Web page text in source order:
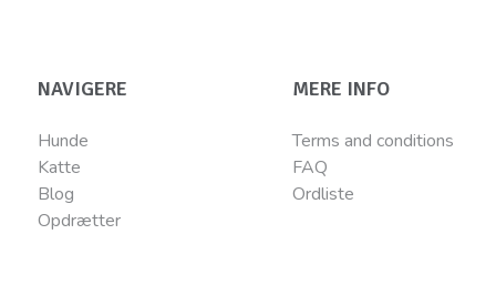
NAVIGERE
Hunde
Katte
Blog
Opdrætter
MERE INFO
Terms and conditions
FAQ
Ordliste